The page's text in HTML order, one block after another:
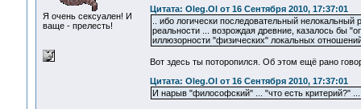
Я очень сексуален! И
ваще - прелесть!
Цитата: Oleg.Ol от 16 Сентября 2010, 17:37:01
.. ибо логически последовательный
реальности ... возрождая древние, казалось бы
иллюзорности "физических" локальных
Вот здесь ты поторопился. Об этом ещё рано
Цитата: Oleg.Ol от 16 Сентября 2010, 17:37:01
И нарыв "философский" ... "что есть критерий?"